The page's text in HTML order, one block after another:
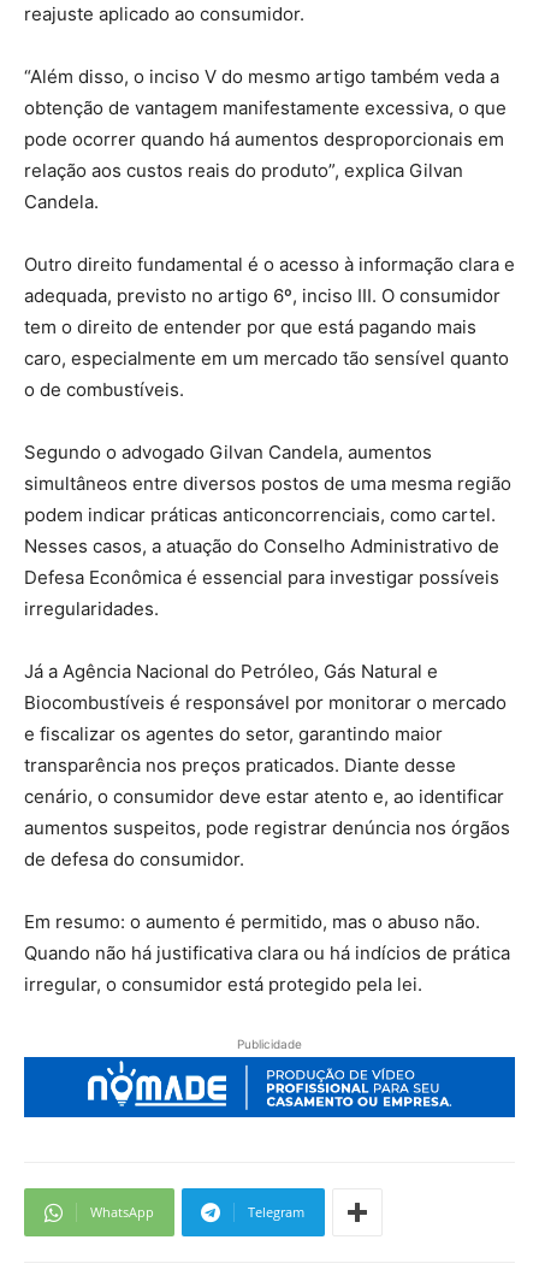
reajuste aplicado ao consumidor.
“Além disso, o inciso V do mesmo artigo também veda a
obtenção de vantagem manifestamente excessiva, o que
pode ocorrer quando há aumentos desproporcionais em
relação aos custos reais do produto”, explica Gilvan
Candela.
Outro direito fundamental é o acesso à informação clara e
adequada, previsto no artigo 6º, inciso III. O consumidor
tem o direito de entender por que está pagando mais
caro, especialmente em um mercado tão sensível quanto
o de combustíveis.
Segundo o advogado Gilvan Candela, aumentos
simultâneos entre diversos postos de uma mesma região
podem indicar práticas anticoncorrenciais, como cartel.
Nesses casos, a atuação do Conselho Administrativo de
Defesa Econômica é essencial para investigar possíveis
irregularidades.
Já a Agência Nacional do Petróleo, Gás Natural e
Biocombustíveis é responsável por monitorar o mercado
e fiscalizar os agentes do setor, garantindo maior
transparência nos preços praticados. Diante desse
cenário, o consumidor deve estar atento e, ao identificar
aumentos suspeitos, pode registrar denúncia nos órgãos
de defesa do consumidor.
Em resumo: o aumento é permitido, mas o abuso não.
Quando não há justificativa clara ou há indícios de prática
irregular, o consumidor está protegido pela lei.
Publicidade
WhatsApp Telegram